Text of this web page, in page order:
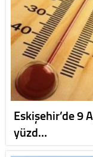
Eskişehir’de 9
yüzd…